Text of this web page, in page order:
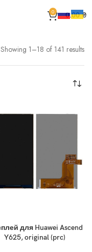
0 0.00₴
Showing 1–18 of 141 results
для Huawei Ascend
Y625, original (prc)